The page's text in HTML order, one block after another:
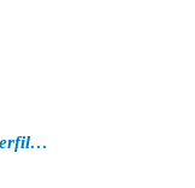
Un cliente de Omán inspeccionó su máquina perfiladora automática de correas CZ el 30 de mayo de 2018